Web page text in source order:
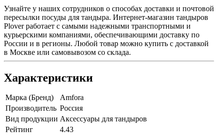
Узнайте у наших сотрудников о способах доставки и почтовой
пересылки посуды для тандыра. Интернет-магазин тандыров
Plover работает с самыми надежными транспортными и
курьерскими компаниями, обеспечивающими доставку по
России и в регионы. Любой товар можно купить с доставкой
в Москве или самовывозом со склада.
Характеристики
Марка (Бренд)
Amfora
Производитель Россия
Вид продукции Аксессуары для тандыров
Рейтинг
4.43